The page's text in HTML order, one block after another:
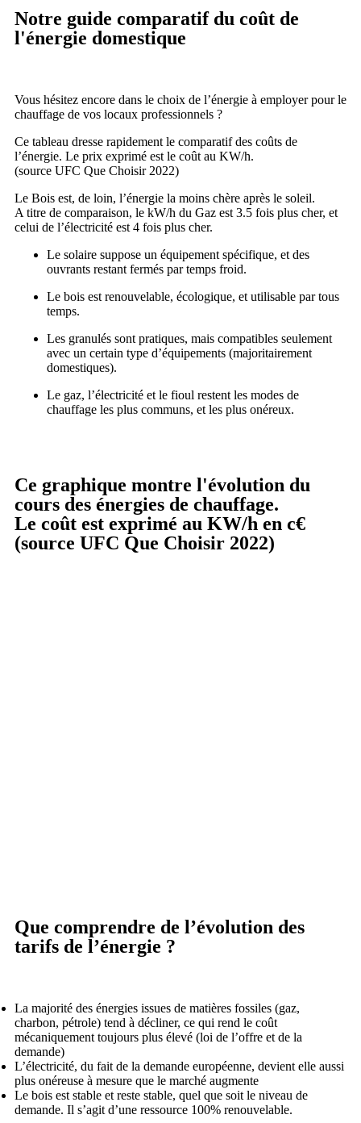
Notre guide comparatif du coût de
l'énergie domestique
Vous hésitez encore dans le choix de l’énergie à employer pour le
chauffage de vos locaux professionnels ?
Ce tableau dresse rapidement le comparatif des coûts de
l’énergie. Le prix exprimé est le coût au KW/h.
(source UFC Que Choisir 2022)
Le Bois est, de loin, l’énergie la moins chère après le soleil.
A titre de comparaison, le kW/h du Gaz est 3.5 fois plus cher, et
celui de l’électricité est 4 fois plus cher.
Le solaire suppose un équipement spécifique, et des
ouvrants restant fermés par temps froid.
Le bois est renouvelable, écologique, et utilisable par tous
temps.
Les granulés sont pratiques, mais compatibles seulement
avec un certain type d’équipements (majoritairement
domestiques).
Le gaz, l’électricité et le fioul restent les modes de
chauffage les plus communs, et les plus onéreux.
Ce graphique montre l'évolution du
cours des énergies de chauffage.
Le coût est exprimé au KW/h en c€
(source UFC Que Choisir 2022)
Que comprendre de l’évolution des
tarifs de l’énergie ?
La majorité des énergies issues de matières fossiles (gaz,
charbon, pétrole) tend à décliner, ce qui rend le coût
mécaniquement toujours plus élevé (loi de l’offre et de la
demande)
L’électricité, du fait de la demande européenne, devient elle aussi
plus onéreuse à mesure que le marché augmente
Le bois est stable et reste stable, quel que soit le niveau de
demande. Il s’agit d’une ressource 100% renouvelable.